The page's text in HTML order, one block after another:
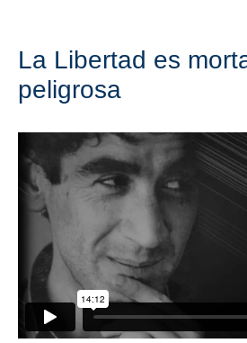
La Libertad es
peligrosa